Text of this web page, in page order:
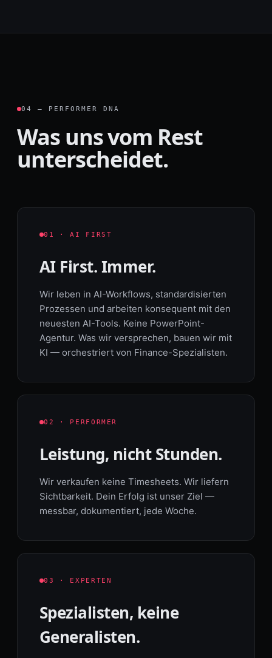
04 — PERFORMER DNA
Was uns vom Rest
unterscheidet.
01 · AI FIRST
AI First. Immer.
Wir leben in AI-Workflows, standardisierten
Prozessen und arbeiten konsequent mit den
neuesten AI-Tools. Keine PowerPoint-
Agentur. Was wir versprechen, bauen wir mit
KI — orchestriert von Finance-Spezialisten.
02 · PERFORMER
Leistung, nicht Stunden.
Wir verkaufen keine Timesheets. Wir liefern
Sichtbarkeit. Dein Erfolg ist unser Ziel —
messbar, dokumentiert, jede Woche.
03 · EXPERTEN
Spezialisten, keine
Generalisten.